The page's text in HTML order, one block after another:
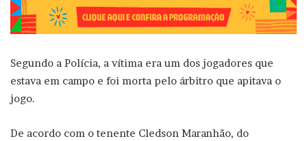
Segundo a Polícia, a vítima era um dos jogadores que
estava em campo e foi morta pelo árbitro que apitava o
jogo.
De acordo com o tenente Cledson Maranhão, do